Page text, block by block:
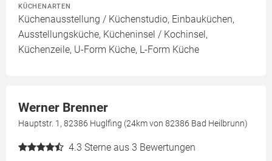
KÜCHENARTEN
Küchenausstellung / Küchenstudio, Einbauküchen,
Ausstellungsküche, Kücheninsel / Kochinsel,
Küchenzeile, U-Form Küche, L-Form Küche
Werner Brenner
Hauptstr. 1, 82386 Huglfing (24km von 82386 Bad Heilbrunn)
4.3 Sterne aus 3 Bewertungen